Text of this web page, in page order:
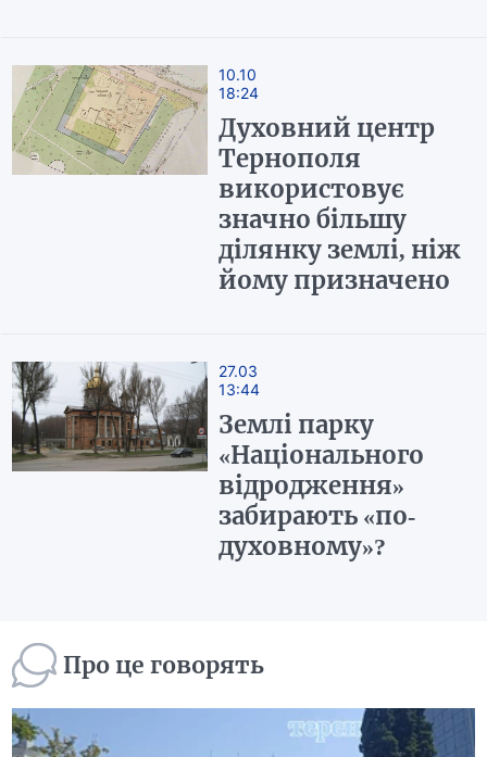
10.10
18:24
Духовний центр
Тернополя
використовує
значно більшу
ділянку землі, ніж
йому призначено
27.03
13:44
Землі парку
«Національного
відродження»
забирають «по-
духовному»?
Про це говорять